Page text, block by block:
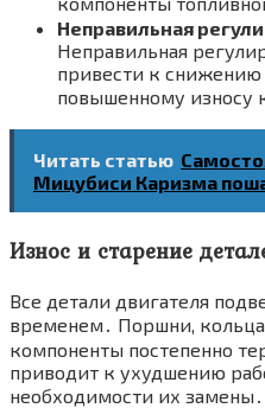
Неправильная
Неправильная
привести к
повышенному износу
Читать статью
Мицубиси Каризма
Износ и старение
Все детали двигателя
временем․ Поршни,
компоненты постепенно
приводит к ухудшению
необходимости их замены․